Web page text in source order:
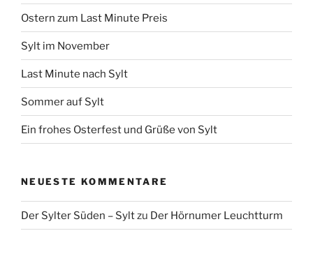
Ostern zum Last Minute Preis
Sylt im November
Last Minute nach Sylt
Sommer auf Sylt
Ein frohes Osterfest und Grüße von Sylt
NEUESTE KOMMENTARE
Der Sylter Süden – Syltzu Der Hörnumer Leuchtturm